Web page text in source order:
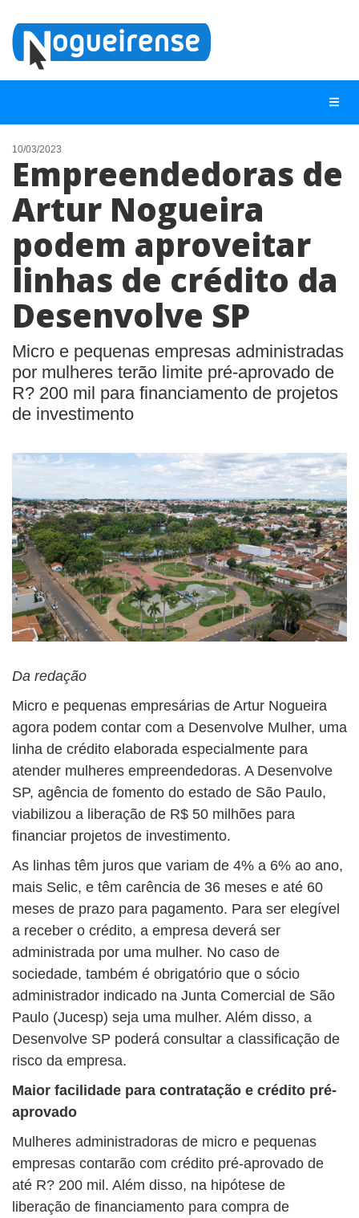
NOTÍCIAS
LISTA DIGITAL
TELEFONES ÚTEIS
QUEM SOMOS
CONTATO
ANUNCIE
BUSCAR
10/03/2023
Empreendedoras de
Artur Nogueira
podem aproveitar
linhas de crédito da
Desenvolve SP
Micro e pequenas empresas administradas
por mulheres terão limite pré-aprovado de
R? 200 mil para financiamento de projetos
de investimento
Da redação
Micro e pequenas empresárias de Artur Nogueira
agora podem contar com a Desenvolve Mulher, uma
linha de crédito elaborada especialmente para
atender mulheres empreendedoras. A Desenvolve
SP, agência de fomento do estado de São Paulo,
viabilizou a liberação de R$ 50 milhões para
financiar projetos de investimento.
As linhas têm juros que variam de 4% a 6% ao ano,
mais Selic, e têm carência de 36 meses e até 60
meses de prazo para pagamento. Para ser elegível
a receber o crédito, a empresa deverá ser
administrada por uma mulher. No caso de
sociedade, também é obrigatório que o sócio
administrador indicado na Junta Comercial de São
Paulo (Jucesp) seja uma mulher. Além disso, a
Desenvolve SP poderá consultar a classificação de
risco da empresa.
Maior facilidade para contratação e crédito pré-
aprovado
Mulheres administradoras de micro e pequenas
empresas contarão com crédito pré-aprovado de
até R? 200 mil. Além disso, na hipótese de
liberação de financiamento para compra de